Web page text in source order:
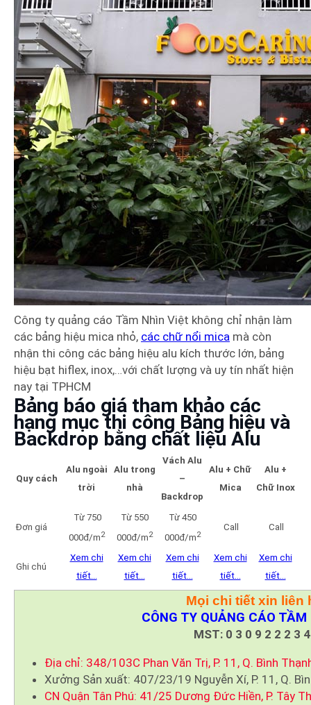
Công ty quảng cáo Tầm Nhìn Việt không chỉ nhận làm
các bảng hiệu mica nhỏ, các chữ nổi mica mà còn
nhận thi công các bảng hiệu alu kích thước lớn, bảng
hiệu bạt hiflex, inox,…với chất lượng và uy tín nhất hiện
nay tại TPHCM
Bảng báo giá tham khảo các
hạng mục thi công Bảng hiệu và
Backdrop bằng chất liệu Alu
Quy cách
Alu ngoài
trời
Alu trong
nhà
Vách Alu
–
Backdrop
Alu + Chữ
Mica
Alu +
Chữ Inox
Đơn giá
Từ 750
000đ/m2
Từ 550
000đ/m2
Từ 450
000đ/m2
Call Call
Ghi chú
Xem chi
tiết…
Xem chi
tiết…
Xem chi
tiết…
Xem chi
tiết…
Xem chi
tiết…
Mọi chi tiết xin liên
CÔNG TY QUẢNG CÁO
MST: 0 3 0 9 2 2 2 3
Địa chỉ: 348/103C Phan Văn Trị, P. 11, Q. Bình
Xưởng Sản xuất: 407/23/19 Nguyễn Xí, P. 11, Q.
CN Quận Tân Phú: 41/25 Dương Đức Hiền, P. Tây